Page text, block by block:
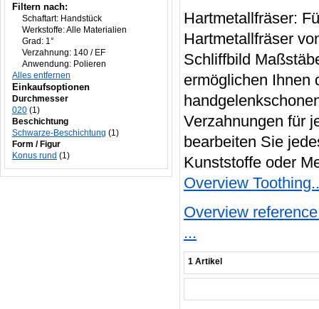
Hartmetallfräser:
Hartmetallfräser
Schliffbild
ermöglichen Ihnen
Verzahnungen für
bearbeiten Sie
Kunststoffe oder
Overview
Overview
...
1 Artikel
Filtern nach:
Schaftart: Handstück
Werkstoffe:Alle Materialien
Grad: 1°
Verzahnung: 140 / EF
Anwendung: Polieren
Alles entfernen
Einkaufsoptionen
Durchmesser
020 (1)
Beschichtung
Schwarze-Beschichtung (1)
Form / Figur
Konus rund (1)